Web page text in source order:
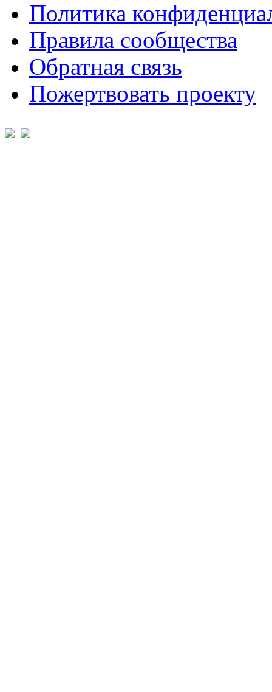
Политика
Правила сообщества
Обратная связь
Пожертвовать проекту